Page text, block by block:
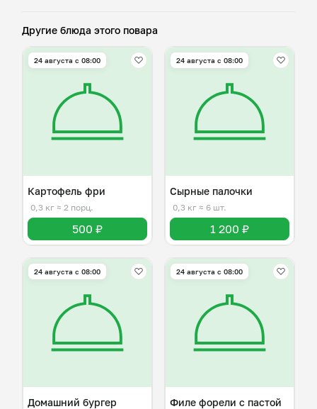
Другие блюда этого повара
24 августа с 08:00
Картофель фри
0,3 кг ≈ 2 порц.
500 ₽
24 августа с 08:00
Сырные палочки
0,3 кг ≈ 6 шт.
1 200 ₽
24 августа с 08:00
Домашний бургер
24 августа с 08:00
Филе форели с пастой